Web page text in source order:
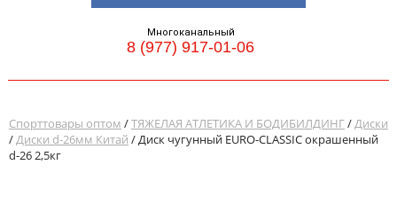
Многоканальный
8 (977) 917-01-06
Спорттовары оптом /ТЯЖЕЛАЯ АТЛЕТИКА И БОДИБИЛДИНГ/Диски
/Диски d-26мм Китай / Диск чугунный EURO-CLASSIC окрашенный
d-26 2,5кг